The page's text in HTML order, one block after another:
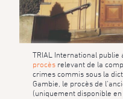
TRIAL International publie
procèsrelevant de la
crimes commis sous la
Gambie, le procès de
(uniquement disponible